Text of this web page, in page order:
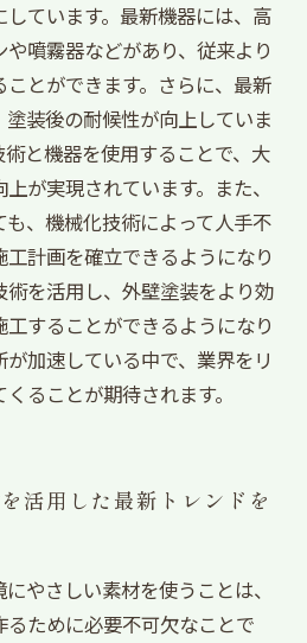
ています。最新機器には、高
噴霧器などがあり、従来より
とができます。さらに、最新
装後の耐候性が向上していま
と機器を使用することで、大
が実現されています。また、
、機械化技術によって人手不
計画を確立できるようになり
術を活用し、外壁塗装をより効
することができるようになり
加速している中で、業界をリ
ることが期待されます。
活用した最新トレンドを
やさしい素材を使うことは、
ために必要不可欠なことで